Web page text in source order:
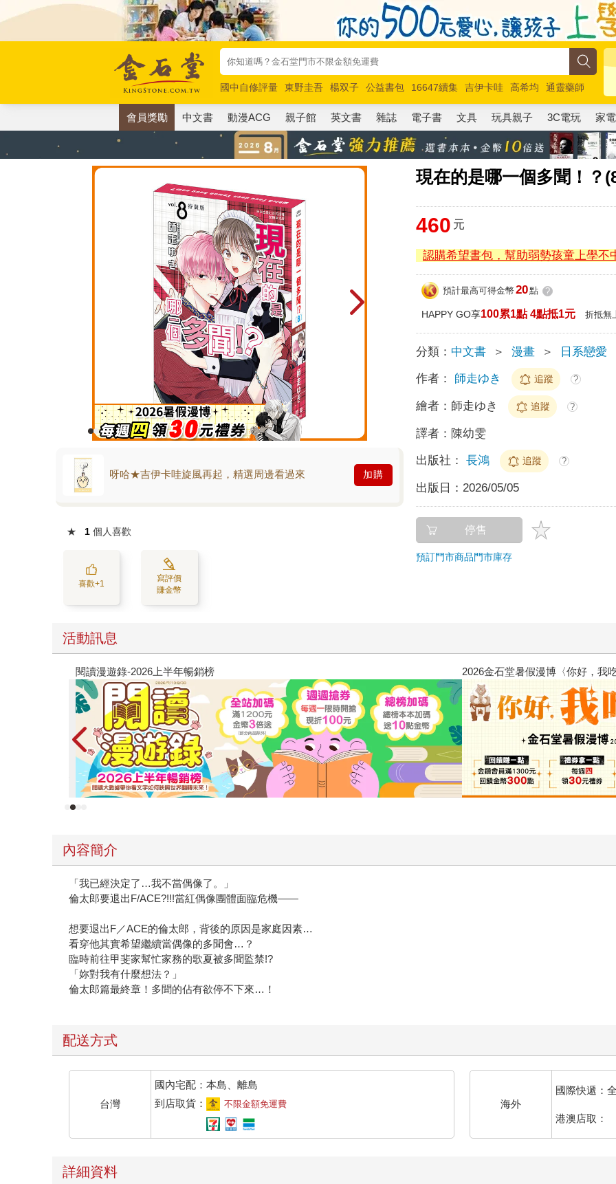
國中自修評量 東野圭吾 楊双子 公益書包 16647續集 吉伊卡哇 高希均
通靈藥師
唯紅花綻放
奧德賽 路邊攤新作 馬斯克 玩具總動員5 超慢跑
會員獎勵 中文書 動漫ACG 親子館 英文書 雜誌 電子書 文具 玩具親子 3C電玩 家電
現在的是哪一個多聞！？
呀哈★吉伊卡哇旋風再起，精選周邊看過來 加購
★ 1 個人喜歡
喜歡+1
寫評價
賺金幣
460 元
認購希望書包，幫助弱勢孩童上學不
預計最高可得金幣 20點 ?
HAPPY GO享100累1點 4點抵1元 折抵無
分類： 中文書 ＞ 漫畫 ＞ 日系戀愛
作者： 師走ゆき 追蹤 ?
繪者： 師走ゆき 追蹤 ?
譯者： 陳幼雯
出版社： 長鴻 追蹤 ?
出版日： 2026/05/05
停售
預訂門市商品門市庫存
活動訊息
原本只是跟全校第一美少女商量彼此摯友的戀愛煩惱，不知不覺間她竟成為我最親近
的存在（１）
攻殼機動隊 (1995) 4K數位
內容簡介
「我已經決定了…我不當偶像了。」
倫太郎要退出F/ACE?!!!當紅偶像團體面臨危機——
想要退出F／ACE的倫太郎，背後的原因是家庭因素…
看穿他其實希望繼續當偶像的多聞會…？
臨時前往甲斐家幫忙家務的歌夏被多聞監禁!?
「妳對我有什麼想法？」
倫太郎篇最終章！多聞的佔有欲停不下來…！
配送方式
台灣
國內宅配：本島、離島
到店取貨：
不限金額免運費 海外
國際快遞：
港澳店取：
詳細資料